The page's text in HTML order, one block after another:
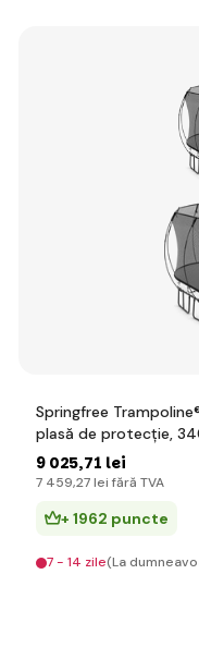
Springfree
plasă de protecție,
9 025,71 lei
7 459,27 lei fără TVA
+ 1962 puncte
7 - 14 zile(La